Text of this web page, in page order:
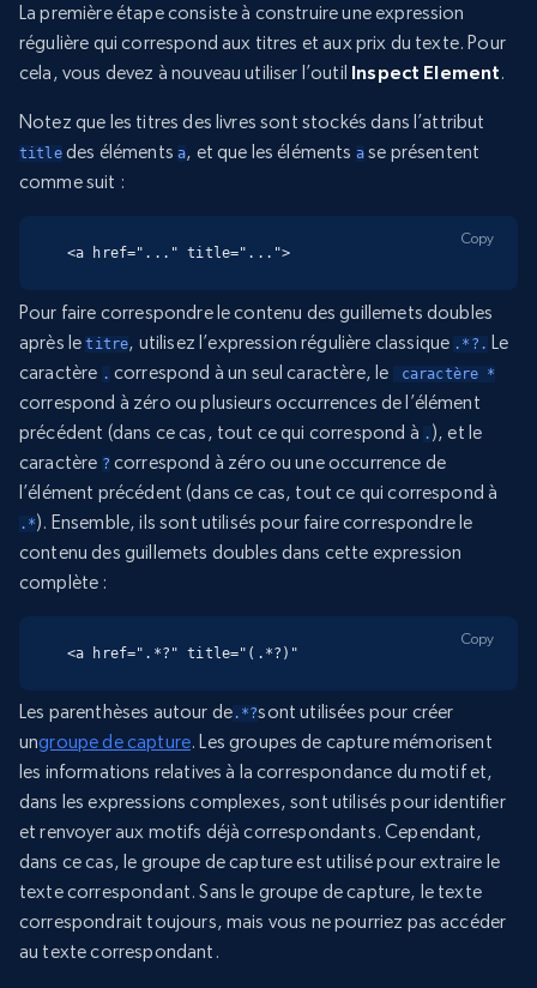
La première étape consiste à construire une expression
régulière qui correspond aux titres et aux prix du texte. Pour
cela, vous devez à nouveau utiliser l’outil Inspect Element.
Notez que les titres des livres sont stockés dans l’attribut
titledes élémentsa, et que les éléments ase présentent
comme suit :
<a href="..." title="...">
Copy
Pour faire correspondre le contenu des guillemets doubles
après letitre, utilisez l’expression régulière classique .*?. Le
caractère . correspond à un seul caractère, le caractère *
correspond à zéro ou plusieurs occurrences de l’élément
précédent (dans ce cas, tout ce qui correspond à . ), et le
caractère ? correspond à zéro ou une occurrence de
l’élément précédent (dans ce cas, tout ce qui correspond à
.*). Ensemble, ils sont utilisés pour faire correspondre le
contenu des guillemets doubles dans cette expression
complète :
<a href=".*?" title="(.*?)"
Copy
Les parenthèses autour de.*?sont utilisées pour créer
ungroupe de capture. Les groupes de capture mémorisent
les informations relatives à la correspondance du motif et,
dans les expressions complexes, sont utilisés pour identifier
et renvoyer aux motifs déjà correspondants. Cependant,
dans ce cas, le groupe de capture est utilisé pour extraire le
texte correspondant. Sans le groupe de capture, le texte
correspondrait toujours, mais vous ne pourriez pas accéder
au texte correspondant.